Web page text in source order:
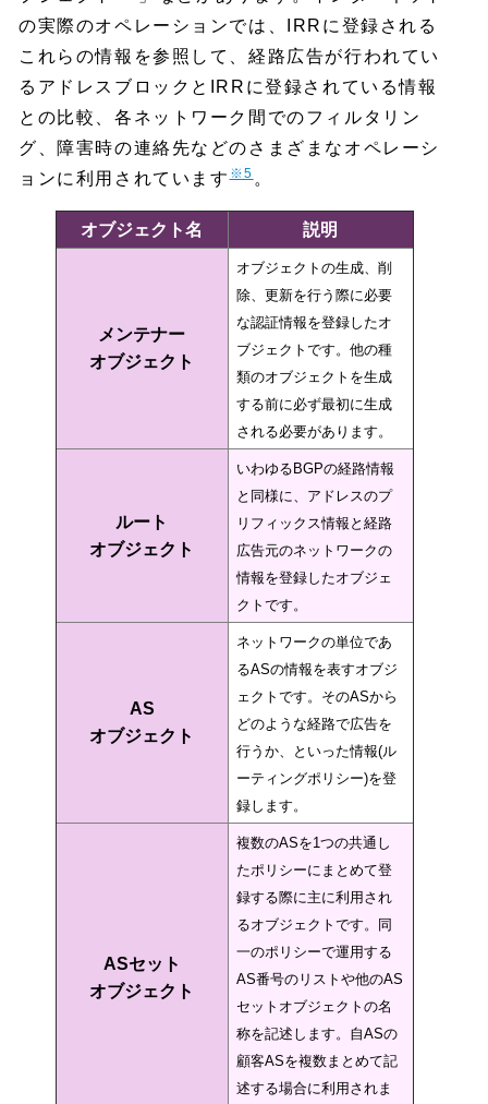
の実際のオペレーションでは、IRRに登録される
これらの情報を参照して、経路広告が行われてい
るアドレスブロックとIRRに登録されている情報
との比較、各ネットワーク間でのフィルタリン
グ、障害時の連絡先などのさまざまなオペレーシ
ョンに利用されています※5。
オブジェクト名 説明
メンテナー
オブジェクト
オブジェクトの生成、削
除、更新を行う際に必要
な認証情報を登録したオ
ブジェクトです。他の種
類のオブジェクトを生成
する前に必ず最初に生成
される必要があります。
ルート
オブジェクト
いわゆるBGPの経路情報
と同様に、アドレスのプ
リフィックス情報と経路
広告元のネットワークの
情報を登録したオブジェ
クトです。
AS
オブジェクト
ネットワークの単位であ
るASの情報を表すオブジ
ェクトです。そのASから
どのような経路で広告を
行うか、といった情報(ル
ーティングポリシー)を登
録します。
ASセット
オブジェクト
複数のASを1つの共通し
たポリシーにまとめて登
録する際に主に利用され
るオブジェクトです。同
一のポリシーで運用する
AS番号のリストや他のAS
セットオブジェクトの名
称を記述します。自ASの
顧客ASを複数まとめて記
述する場合に利用されま